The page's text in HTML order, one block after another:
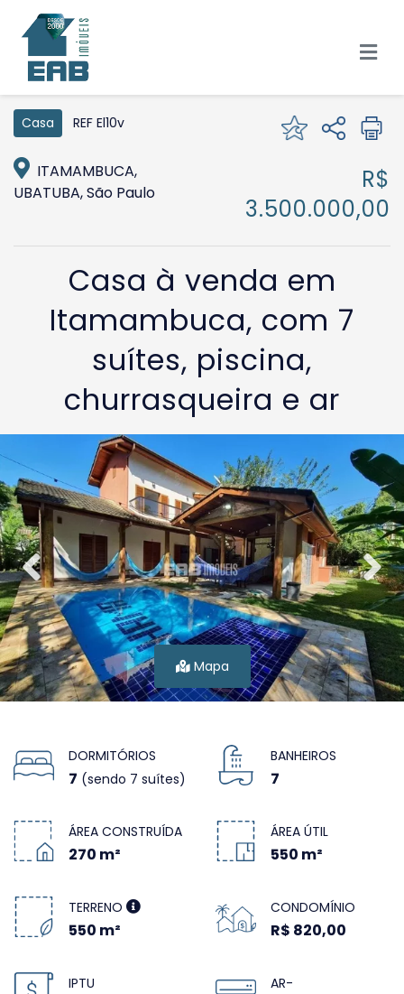
Casa REF El10v
ITAMAMBUCA,
UBATUBA, São Paulo
R$
3.500.000,00
Casa à venda em
Itamambuca, com 7
suítes, piscina,
churrasqueira e ar
Mapa
DORMITÓRIOS
7 (sendo 7 suítes)
BANHEIROS
7
ÁREA CONSTRUÍDA
270 m²
ÁREA ÚTIL
550 m²
TERRENO
550 m²
CONDOMÍNIO
R$ 820,00
IPTU
AR-